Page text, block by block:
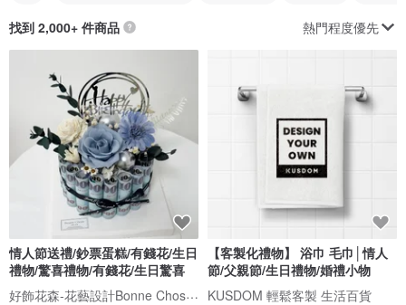
找到 2,000+ 件商品 熱門程度優先
情人節送禮/鈔票蛋糕/有錢花/生日
禮物/驚喜禮物/有錢花/生日驚喜
好飾花森-花藝設計Bonne Chose．Floral Art
【客製化禮物】 浴巾 毛巾│情人
節/父親節/生日禮物/婚禮小物
KUSDOM 輕鬆客製 生活百貨